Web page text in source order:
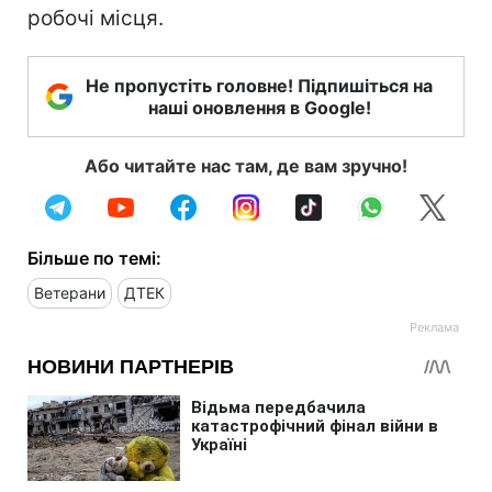
робочі місця.
Не пропустіть головне! Підпишіться на
наші оновлення в Google!
Або читайте нас там, де вам зручно!
Більше по темі:
Ветерани ДТЕК